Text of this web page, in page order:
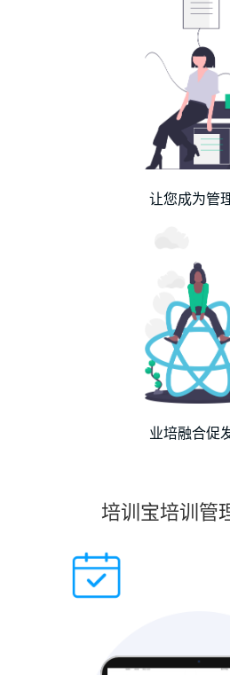
让您成为管
业培融合促
培训宝培训管